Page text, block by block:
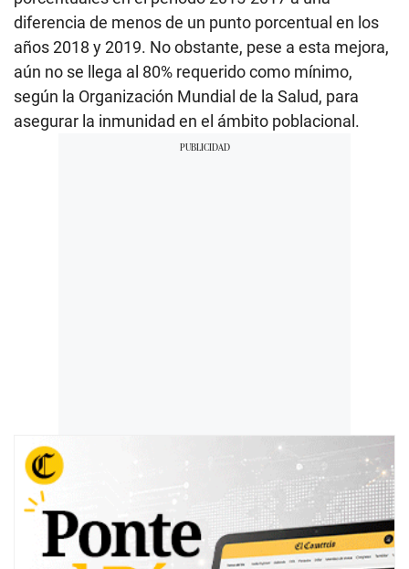
diferencia de menos de un punto porcentual en los
años 2018 y 2019. No obstante, pese a esta mejora,
aún no se llega al 80% requerido como mínimo,
según la Organización Mundial de la Salud, para
asegurar la inmunidad en el ámbito poblacional.